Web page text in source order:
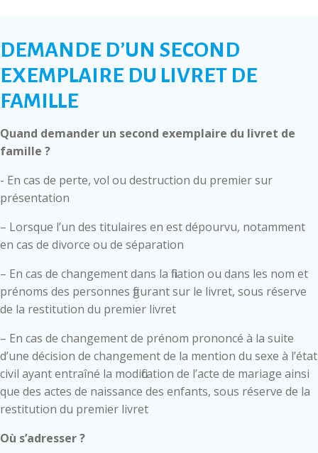
DEMANDE D’UN SECOND
EXEMPLAIRE DU LIVRET DE
FAMILLE
Quand demander un second exemplaire du livret de
famille ?
- En cas de perte, vol ou destruction du premier sur
présentation
– Lorsque l’un des titulaires en est dépourvu, notamment
en cas de divorce ou de séparation
– En cas de changement dans la filiation ou dans les nom et
prénoms des personnes figurant sur le livret, sous réserve
de la restitution du premier livret
– En cas de changement de prénom prononcé à la suite
d’une décision de changement de la mention du sexe à l’état
civil ayant entraîné la modification de l’acte de mariage ainsi
que des actes de naissance des enfants, sous réserve de la
restitution du premier livret
Où s’adresser ?